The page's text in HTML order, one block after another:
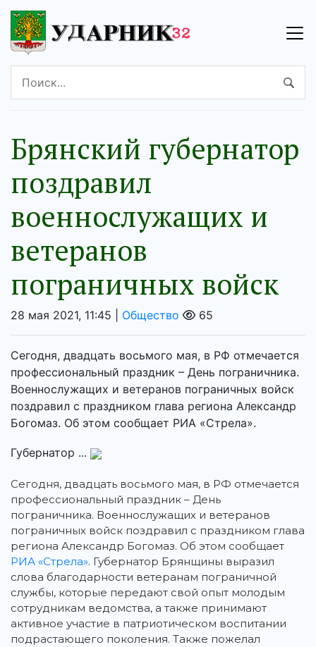
Брянский губернатор
поздравил
военнослужащих и
ветеранов
пограничных войск
28 мая 2021, 11:45 | Общество 65
Сегодня, двадцать восьмого мая, в РФ отмечается
профессиональный праздник – День пограничника.
Военнослужащих и ветеранов пограничных войск
поздравил с праздником глава региона Александр
Богомаз. Об этом сообщает РИА «Стрела».
Губернатор ...
Сегодня, двадцать восьмого мая, в РФ отмечается
профессиональный праздник – День
пограничника. Военнослужащих и ветеранов
пограничных войск поздравил с праздником глава
региона Александр Богомаз. Об этом сообщает
РИА «Стрела». Губернатор Брянщины выразил
слова благодарности ветеранам пограничной
службы, которые передают свой опыт молодым
сотрудникам ведомства, а также принимают
активное участие в патриотическом воспитании
подрастающего поколения. Также пожелал